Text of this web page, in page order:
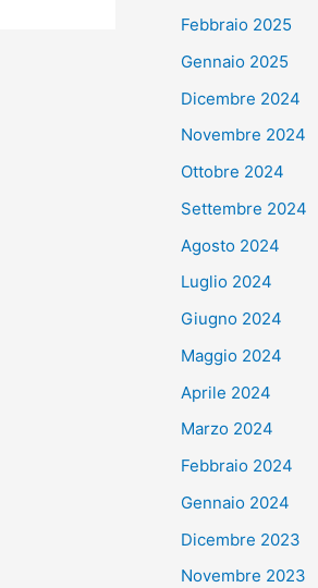
Febbraio 2025
Gennaio 2025
Dicembre 2024
Novembre 2024
Ottobre 2024
Settembre 2024
Agosto 2024
Luglio 2024
Giugno 2024
Maggio 2024
Aprile 2024
Marzo 2024
Febbraio 2024
Gennaio 2024
Dicembre 2023
Novembre 2023